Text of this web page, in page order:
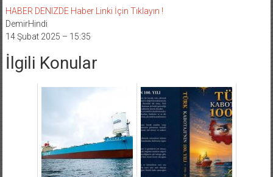
HABER DENIZDE Haber Linki İçin Tıklayın !
DemirHindi
14 Şubat 2025 – 15:35
İlgili Konular